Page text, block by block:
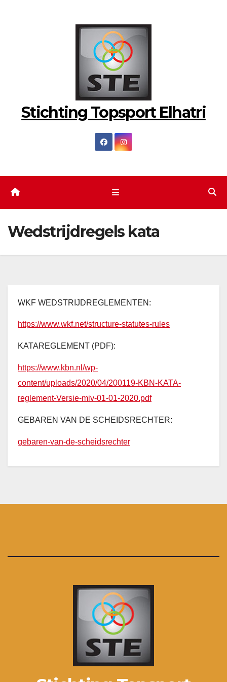
Stichting Topsport Elhatri
Wedstrijdregels kata
WKF WEDSTRIJDREGLEMENTEN:
https://www.wkf.net/structure-statutes-rules
KATAREGLEMENT (PDF):
https://www.kbn.nl/wp-
content/uploads/2020/04/200119-KBN-KATA-
reglement-Versie-miv-01-01-2020.pdf
GEBAREN VAN DE SCHEIDSRECHTER:
gebaren-van-de-scheidsrechter